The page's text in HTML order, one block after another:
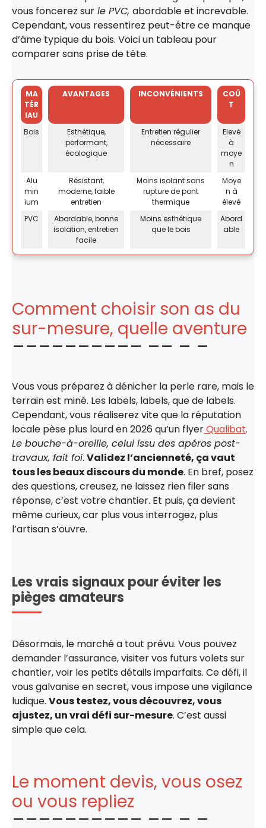
vous foncerez sur le PVC, abordable et increvable.
Cependant, vous ressentirez peut-être ce manque
d’âme typique du bois. Voici un tableau pour
comparer sans prise de tête.
MA
TÉR
IAU
AVANTAGES INCONVÉNIENTS
COÛ
T
Bois
Esthétique,
performant,
écologique
Entretien régulier
nécessaire
Elevé
à
moye
n
Alu
min
ium
Résistant,
moderne, faible
entretien
Moins isolant sans
rupture de pont
thermique
Moye
n à
élevé
PVC
Abordable, bonne
isolation, entretien
facile
Moins esthétique
que le bois
Abord
able
Comment choisir son as du
sur-mesure, quelle aventure
Vous vous préparez à dénicher la perle rare, mais le
terrain est miné. Les labels, labels, que de labels.
Cependant, vous réaliserez vite que la réputation
locale pèse plus lourd en 2026 qu’un flyerQualibat.
Le bouche-à-oreille, celui issu des apéros post-
travaux, fait foi. Validez l’ancienneté, ça vaut
tous les beaux discours du monde. En bref, posez
des questions, creusez, ne laissez rien filer sans
réponse, c’est votre chantier. Et puis, ça devient
même curieux, car plus vous interrogez, plus
l’artisan s’ouvre.
Les vrais signaux pour éviter les
pièges amateurs
Désormais, le marché a tout prévu. Vous pouvez
demander l’assurance, visiter vos futurs volets sur
chantier, voir les petits détails imparfaits. Ce défi, il
vous galvanise en secret, vous impose une vigilance
ludique. Vous testez, vous découvrez, vous
ajustez, un vrai défi sur-mesure. C’est aussi
simple que cela.
Le moment devis, vous osez
ou vous repliez